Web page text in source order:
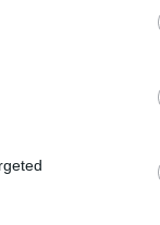
11.00-este 18.00